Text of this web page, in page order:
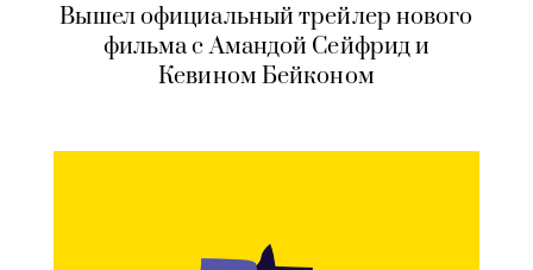
Вышел официальный трейлер нового
фильма с Амандой Сейфрид и
Кевином Бейконом